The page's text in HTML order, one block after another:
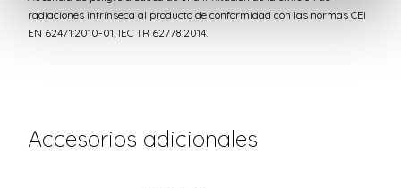
radiaciones intrínseca al producto de conformidad con las normas CEI
EN 62471:2010-01, IEC TR 62778:2014.
Accesorios adicionales